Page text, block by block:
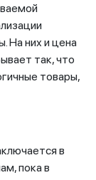
На них и цена
так, что
товары,
в
пока в